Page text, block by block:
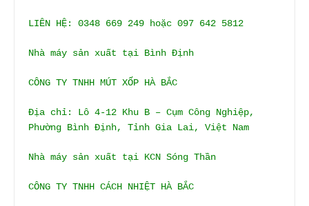
LIÊN HỆ: 0348 669 249 hoặc 097 642 5812
Nhà máy sản xuất tại Bình Định
CÔNG TY TNHH MÚT XỐP HÀ BẮC
Địa chỉ: Lô 4-12 Khu B – Cụm Công Nghiệp,
Phường Bình Định, Tỉnh Gia Lai, Việt Nam
Nhà máy sản xuất tại KCN Sóng Thần
CÔNG TY TNHH CÁCH NHIỆT HÀ BẮC